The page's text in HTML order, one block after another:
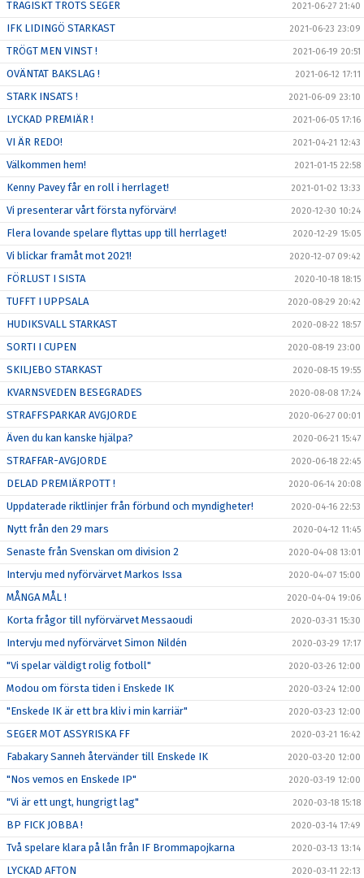
TRAGISKT TROTS SEGER 2021-06-27 21:40
IFK LIDINGÖ STARKAST 2021-06-23 23:09
TRÖGT MEN VINST ! 2021-06-19 20:51
OVÄNTAT BAKSLAG ! 2021-06-12 17:11
STARK INSATS ! 2021-06-09 23:10
LYCKAD PREMIÄR ! 2021-06-05 17:16
VI ÄR REDO! 2021-04-21 12:43
Välkommen hem! 2021-01-15 22:58
Kenny Pavey får en roll i herrlaget! 2021-01-02 13:33
Vi presenterar vårt första nyförvärv! 2020-12-30 10:24
Flera lovande spelare flyttas upp till herrlaget! 2020-12-29 15:05
Vi blickar framåt mot 2021! 2020-12-07 09:42
FÖRLUST I SISTA 2020-10-18 18:15
TUFFT I UPPSALA 2020-08-29 20:42
HUDIKSVALL STARKAST 2020-08-22 18:57
SORTI I CUPEN 2020-08-19 23:00
SKILJEBO STARKAST 2020-08-15 19:55
KVARNSVEDEN BESEGRADES 2020-08-08 17:24
STRAFFSPARKAR AVGJORDE 2020-06-27 00:01
Även du kan kanske hjälpa? 2020-06-21 15:47
STRAFFAR-AVGJORDE 2020-06-18 22:45
DELAD PREMIÄRPOTT ! 2020-06-14 20:08
Uppdaterade riktlinjer från förbund och myndigheter! 2020-04-16 22:53
Nytt från den 29 mars 2020-04-12 11:45
Senaste från Svenskan om division 2 2020-04-08 13:01
Intervju med nyförvärvet Markos Issa 2020-04-07 15:00
MÅNGA MÅL ! 2020-04-04 19:06
Korta frågor till nyförvärvet Messaoudi 2020-03-31 15:30
Intervju med nyförvärvet Simon Nildén 2020-03-29 17:17
"Vi spelar väldigt rolig fotboll" 2020-03-26 12:00
Modou om första tiden i Enskede IK 2020-03-24 12:00
"Enskede IK är ett bra kliv i min karriär" 2020-03-23 12:00
SEGER MOT ASSYRISKA FF 2020-03-21 16:42
Fabakary Sanneh återvänder till Enskede IK 2020-03-20 12:00
"Nos vemos en Enskede IP" 2020-03-19 12:00
"Vi är ett ungt, hungrigt lag" 2020-03-18 15:18
BP FICK JOBBA ! 2020-03-14 17:49
Två spelare klara på lån från IF Brommapojkarna 2020-03-13 13:14
LYCKAD AFTON 2020-03-11 22:13